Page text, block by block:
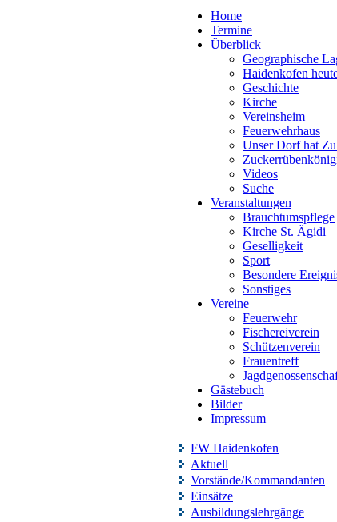
Home
Termine
Überblick
Geographische
Haidenkofen
Geschichte
Kirche
Vereinsheim
Feuerwehrhaus
Unser Dorf hat
Videos
Suche
Veranstaltungen
Brauchtumspflege
Kirche St. Ägidi
Geselligkeit
Sport
Besondere
Sonstiges
Vereine
Feuerwehr
Fischereiverein
Schützenverein
Frauentreff
Gästebuch
Bilder
Impressum
FW Haidenkofen
Aktuell
Vorstände/Kommandanten
Einsätze
Ausbildungslehrgänge